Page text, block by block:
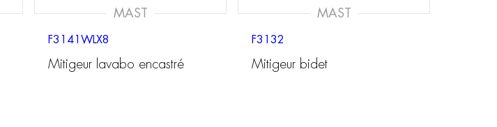
MAST
F3141WLX8
Mitigeur lavabo encastré
MAST
F3132
Mitigeur bidet